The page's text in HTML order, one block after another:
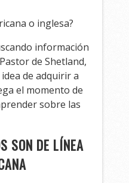
o inglesa?
información
de Shetland,
de adquirir a
el momento de
sobre las
SON DE LÍNEA